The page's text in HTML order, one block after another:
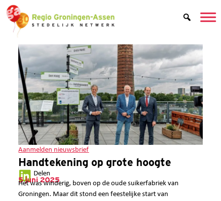
Aanmelden nieuwsbrief
Handtekening op grote hoogte
Delen
5 juni 2025
Het was winderig, boven op de oude suikerfabriek van
Groningen. Maar dit stond een feestelijke start van